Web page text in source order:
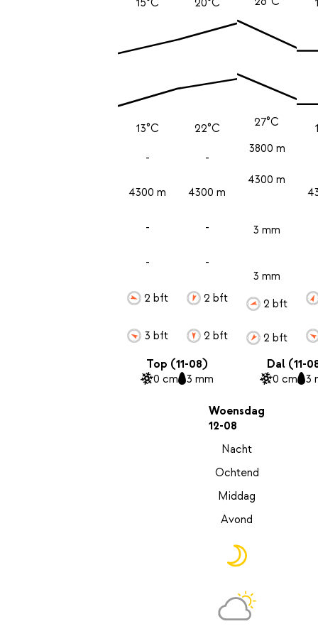
13°C
-
4300 m
-
-
2 bft
3 bft
22°C
-
4300 m
-
-
2 bft
2 bft
27°C
3800 m
4300 m
3 mm
3 mm
2 bft
2 bft
Top (11-08)
0 cm 3 mm
Dal (11-
0 cm 3
Woensdag
12-08
Nacht
Ochtend
Middag
Avond